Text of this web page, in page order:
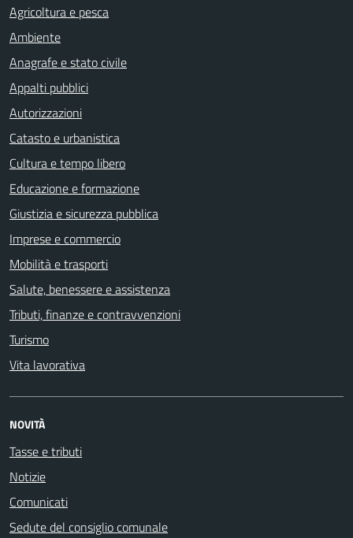
Agricoltura e pesca
Ambiente
Anagrafe e stato civile
Appalti pubblici
Autorizzazioni
Catasto e urbanistica
Cultura e tempo libero
Educazione e formazione
Giustizia e sicurezza pubblica
Imprese e commercio
Mobilità e trasporti
Salute, benessere e assistenza
Tributi, finanze e contravvenzioni
Turismo
Vita lavorativa
NOVITÀ
Tasse e tributi
Notizie
Comunicati
Sedute del consiglio comunale